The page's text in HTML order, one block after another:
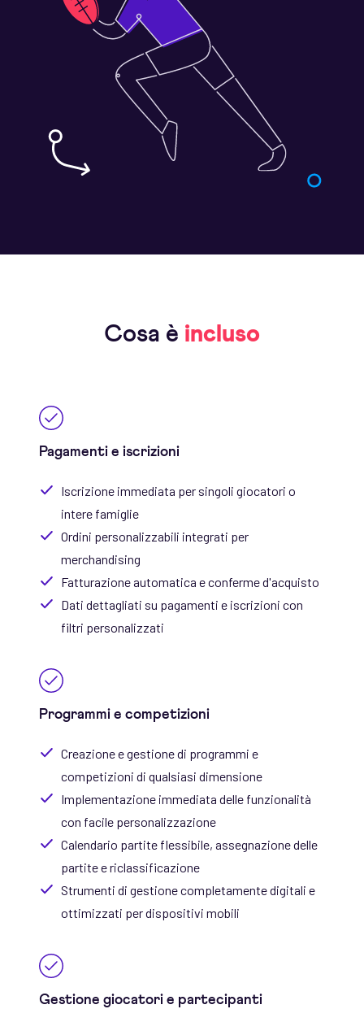
Cosa è incluso
Pagamenti e iscrizioni
Iscrizione immediata per singoli giocatori o
intere famiglie
Ordini personalizzabili integrati per
merchandising
Fatturazione automatica e conferme d'acquisto
Dati dettagliati su pagamenti e iscrizioni con
filtri personalizzati
Programmi e competizioni
Creazione e gestione di programmi e
competizioni di qualsiasi dimensione
Implementazione immediata delle funzionalità
con facile personalizzazione
Calendario partite flessibile, assegnazione delle
partite e riclassificazione
Strumenti di gestione completamente digitali e
ottimizzati per dispositivi mobili
Gestione giocatori e partecipanti